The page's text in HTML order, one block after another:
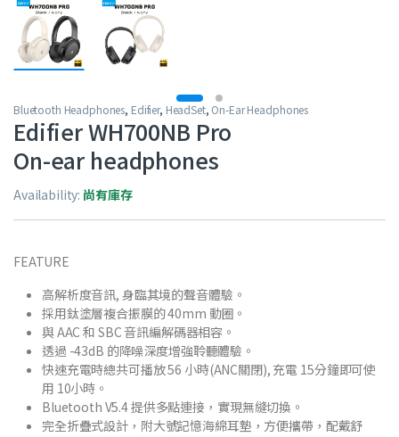
Bluetooth Headphones, Edifier, HeadSet, On-Ear Headphones
Edifier WH700NB Pro
On-ear headphones
Availability: 尚有庫存
FEATURE
高解析度音訊, 身臨其境的聲音體驗。
採用鈦塗層複合振膜的 40mm 動圈。
與 AAC 和 SBC 音訊編解碼器相容。
透過 -43dB 的降噪深度增強聆聽體驗。
快速充電時總共可播放 56 小時(ANC關閉), 充電 15分鐘即可使
用 10小時。
Bluetooth V5.4 提供多點連接，實現無縫切換。
完全折疊式設計，附大號記憶海綿耳墊，方便攜帶，配戴舒